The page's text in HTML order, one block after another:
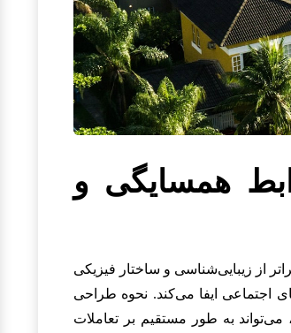
همسایگی و
از زیبایی‌شناسی و ساختار فیزیکی
اجتماعی ایفا می‌کند. نحوه طراحی
به طور مستقیم بر تعاملات